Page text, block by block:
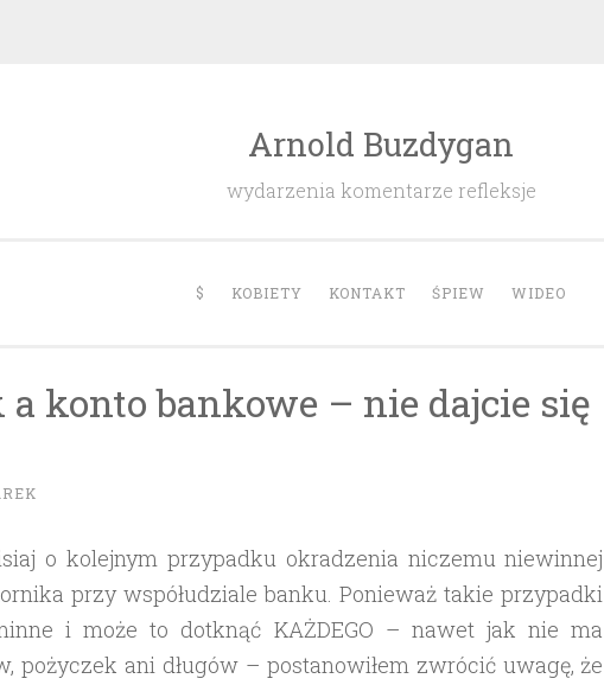
Arnold Buzdygan
wydarzenia komentarze refleksje
$ KOBIETY KONTAKT ŚPIEW WIDEO
konto bankowe – nie dajcie się
o kolejnym przypadku okradzenia niczemu niewinnej
przy współudziale banku. Ponieważ takie przypadki
i może to dotknąć KAŻDEGO – nawet jak nie ma
pożyczek ani długów – postanowiłem zwrócić uwagę, że